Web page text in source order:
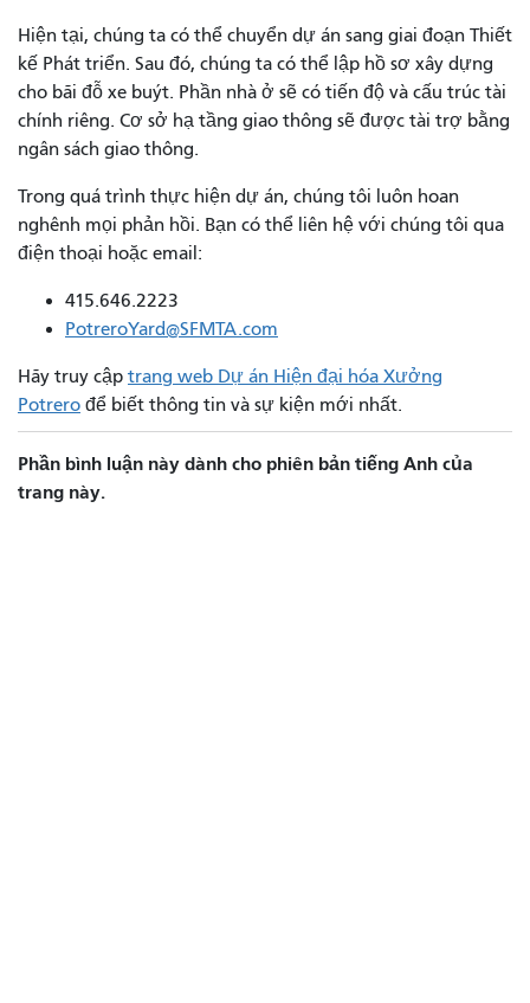
Hiện tại, chúng ta có thể chuyển dự án sang giai đoạn Thiết
kế Phát triển. Sau đó, chúng ta có thể lập hồ sơ xây dựng
cho bãi đỗ xe buýt. Phần nhà ở sẽ có tiến độ và cấu trúc tài
chính riêng. Cơ sở hạ tầng giao thông sẽ được tài trợ bằng
ngân sách giao thông.
Trong quá trình thực hiện dự án, chúng tôi luôn hoan
nghênh mọi phản hồi. Bạn có thể liên hệ với chúng tôi qua
điện thoại hoặc email:
415.646.2223
PotreroYard@SFMTA.com
Hãy truy cập trang web Dự án Hiện đại hóa Xưởng
Potrero để biết thông tin và sự kiện mới nhất.
Phần bình luận này dành cho phiên bản tiếng Anh của
trang này.